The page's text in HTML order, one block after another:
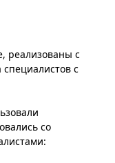
реализованы с
с
со